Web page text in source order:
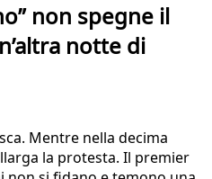
non spegne il
notte di
Mentre nella decima
la protesta. Il premier